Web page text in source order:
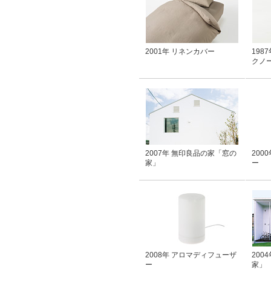
2001年 リネンカバー
1987
クノ
2007年 無印良品の家「窓の
家」
2000
ー
2008年 アロマディフューザ
ー
2004
家」